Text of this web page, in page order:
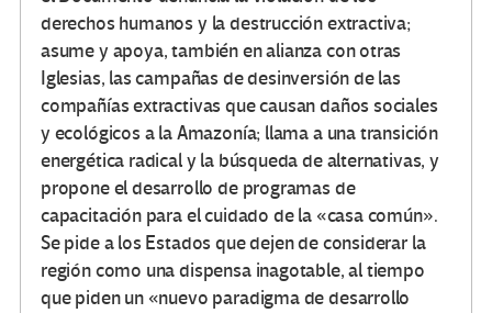
derechos humanos y la destrucción extractiva;
asume y apoya, también en alianza con otras
Iglesias, las campañas de desinversión de las
compañías extractivas que causan daños sociales
y ecológicos a la Amazonía; llama a una transición
energética radical y la búsqueda de alternativas, y
propone el desarrollo de programas de
capacitación para el cuidado de la «casa común».
Se pide a los Estados que dejen de considerar la
región como una dispensa inagotable, al tiempo
que piden un «nuevo paradigma de desarrollo